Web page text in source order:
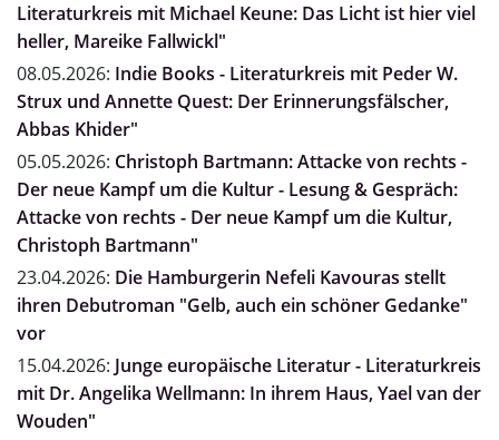
Literaturkreis mit Michael Keune: Das Licht ist hier viel
heller, Mareike Fallwickl"
08.05.2026: Indie Books - Literaturkreis mit Peder W.
Strux und Annette Quest: Der Erinnerungsfälscher,
Abbas Khider"
05.05.2026: Christoph Bartmann: Attacke von rechts -
Der neue Kampf um die Kultur - Lesung & Gespräch:
Attacke von rechts - Der neue Kampf um die Kultur,
Christoph Bartmann"
23.04.2026: Die Hamburgerin Nefeli Kavouras stellt
ihren Debutroman "Gelb, auch ein schöner Gedanke"
vor
15.04.2026: Junge europäische Literatur - Literaturkreis
mit Dr. Angelika Wellmann: In ihrem Haus, Yael van der
Wouden"